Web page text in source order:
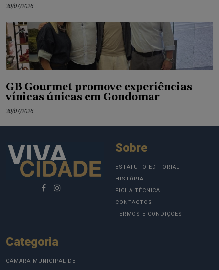
30/07/2026
GB Gourmet promove experiências
vínicas únicas em Gondomar
30/07/2026
Sobre
ESTATUTO EDITORIAL
HISTÓRIA
FICHA TÉCNICA
CONTACTOS
TERMOS E CONDIÇÕES
Categoria
CÂMARA MUNICIPAL DE